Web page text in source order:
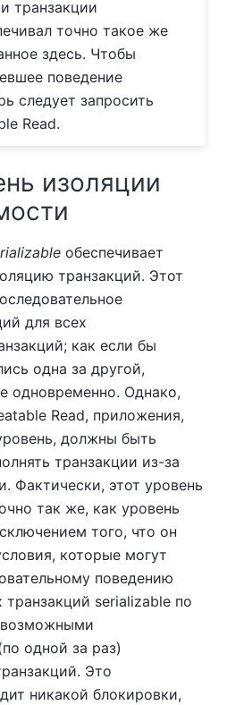
транзакции
точно такое же
здесь. Чтобы
поведение
следует запросить
Read.
изоляции
обеспечивает
транзакций. Этот
для всех
как если бы
одна за другой,
одновременно. Однако,
Read, приложения,
должны быть
транзакции из-за
Фактически, этот уровень
так же, как уровень
того, что он
которые могут
поведению
транзакций serializable по
одной за раз)
Это
никакой блокировки,